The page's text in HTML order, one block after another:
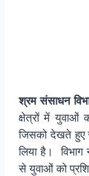
श्रम संसाधन
क्षेत्रों में युवाओं
जिसको देखते हुए
लिया है।
से युवाओं को